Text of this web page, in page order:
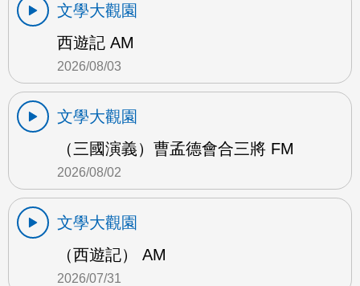
文學大觀園
西遊記 AM
2026/08/03
文學大觀園
（三國演義）曹孟德會合三將 FM
2026/08/02
文學大觀園
（西遊記） AM
2026/07/31